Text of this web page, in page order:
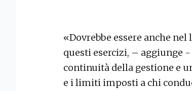
«Dovrebbe essere anche
questi esercizi, – aggiunge
continuità della gestione e
e i limiti imposti a chi